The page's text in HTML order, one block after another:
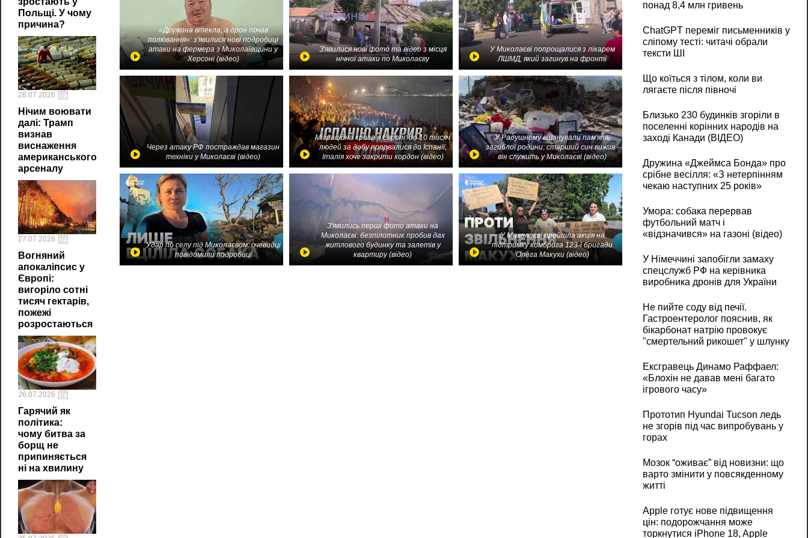
Польщі. У чому
причина?
28.07.2026
Нічим воювати
далі: Трамп
визнав
виснаження
американського
арсеналу
27.07.2026
Вогняний
апокаліпсис у
Європі:
вигоріло сотні
тисяч гектарів,
пожежі
розростаються
26.07.2026
Гарячий як
політика:
чому битва за
борщ не
припиняється
ні на хвилину
«Дружина втекла, а дрон почав
полювання»: з'явилися нові подробиці
атаки на фермера з Миколаївщини у
Херсоні (відео)
З'явилися нові фото та відео з місця
нічної атаки по Миколаєву
У Миколаєві попрощалися з лікарем
ЛШМД, який загинув на фронті
Через атаку РФ постраждав магазин
техніки у Миколаєві (відео)
Міграційна криза в Європі: до 10 тисяч
людей за добу прорвалися до Іспанії,
Італія хоче закрити кордон (відео)
У Радушному вшанували пам'ять
загиблої родини: старший син вижив -
він служить у Миколаєві (відео)
Удар по селу під Миколаєвом: очевидці
повідомили подробиці
З'явились перші фото атаки на
Миколаєві: безпілотник пробив дах
житлового будинку та залетів у
квартиру (відео)
У Миколаєві пройшла акція на
підтримку комбрига 123-ї бригади
Олега Макухи (відео)
понад 8,4 млн гривень
ChatGPT переміг письменників у
сліпому тесті: читачі обрали
тексти ШІ
Що коїться з тілом, коли ви
лягаєте після півночі
Близько 230 будинків згоріли в
поселенні корінних народів на
заході Канади (ВІДЕО)
Дружина «Джеймса Бонда» про
срібне весілля: «З нетерпінням
чекаю наступних 25 років»
Умора: собака перервав
футбольний матч і
«відзначився» на газоні (відео)
У Німеччині запобігли замаху
спецслужб РФ на керівника
виробника дронів для України
Не пийте соду від печії.
Гастроентеролог пояснив, як
бікарбонат натрію провокує
"смертельний рикошет" у шлунку
Ексгравець Динамо Раффаел:
«Блохін не давав мені багато
ігрового часу»
Прототип Hyundai Tucson ледь
не згорів під час випробувань у
горах
Мозок “оживає” від новизни: що
варто змінити у повсякденному
житті
Apple готує нове підвищення
цін: подорожчання може
торкнутися iPhone 18, Apple